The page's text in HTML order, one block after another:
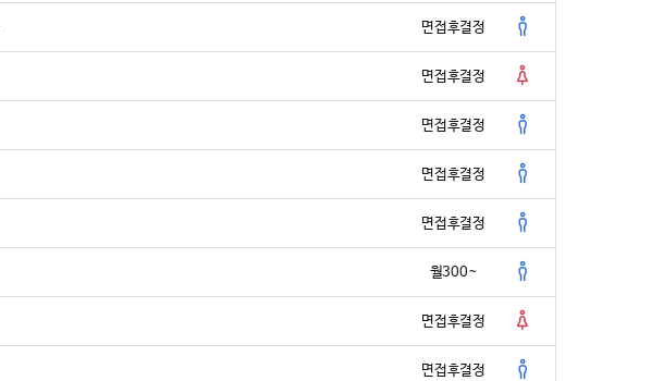
면접후결정
면접후결정
면접후결정
면접후결정
면접후결정
월300~
면접후결정
면접후결정